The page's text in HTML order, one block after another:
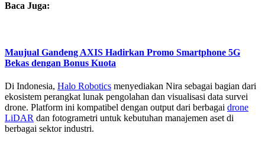
Baca Juga:
Maujual Gandeng AXIS Hadirkan Promo Smartphone 5G
Bekas dengan Bonus Kuota
Di Indonesia, Halo Robotics menyediakan Nira sebagai bagian dari
ekosistem perangkat lunak pengolahan dan visualisasi data survei
drone. Platform ini kompatibel dengan output dari berbagai drone
LiDAR dan fotogrametri untuk kebutuhan manajemen aset di
berbagai sektor industri.